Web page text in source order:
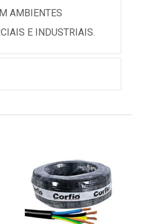
AMBIENTES
E INDUSTRIAIS.